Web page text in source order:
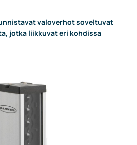
valoverhot soveltuvat
jotka liikkuvat eri kohdissa